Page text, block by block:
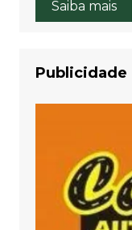
Saiba mais
Publicidade